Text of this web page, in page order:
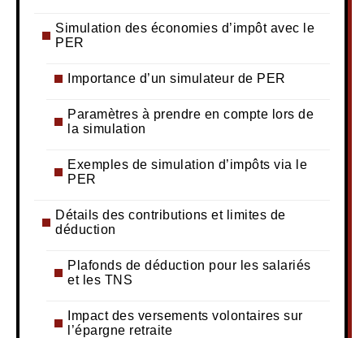
Simulation des économies d’impôt avec le
PER
Importance d’un simulateur de PER
Paramètres à prendre en compte lors de
la simulation
Exemples de simulation d’impôts via le
PER
Détails des contributions et limites de
déduction
Plafonds de déduction pour les salariés
et les TNS
Impact des versements volontaires sur
l’épargne retraite